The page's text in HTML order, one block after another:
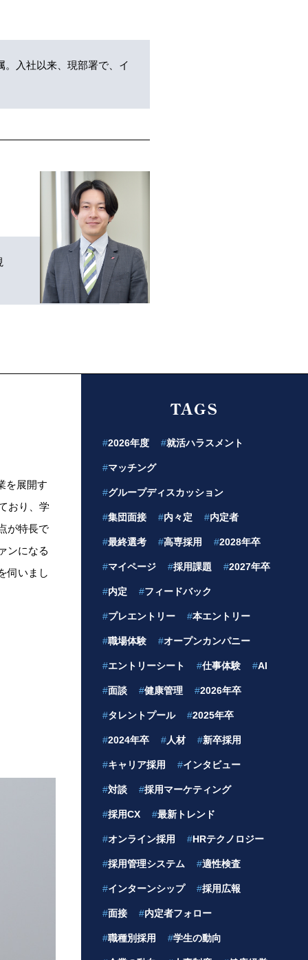
入社以来、現部署で、イ
を展開す
おり、学
が特長で
ンになる
伺いまし
TAGS
#2026年度 #就活ハラスメント
#マッチング
#グループディスカッション
#集団面接 #内々定 #内定者
#最終選考 #高専採用 #2028年卒
#マイページ #採用課題 #2027年卒
#内定 #フィードバック
#プレエントリー #本エントリー
#職場体験 #オープンカンパニー
#エントリーシート #仕事体験 #AI
#面談 #健康管理 #2026年卒
#タレントプール #2025年卒
#2024年卒 #人材 #新卒採用
#キャリア採用 #インタビュー
#対談 #採用マーケティング
#採用CX #最新トレンド
#オンライン採用 #HRテクノロジー
#採用管理システム #適性検査
#インターンシップ #採用広報
#面接 #内定者フォロー
#職種別採用 #学生の動向